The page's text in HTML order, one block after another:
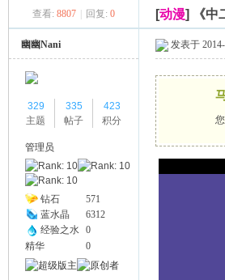
› › ›
查看: 8807 回复: 0 [动漫] 《
幽幽Nani
329
主题
335
帖子
423
积分
管理员
钻石
571
蓝水晶
6312
经验之水 0
精华
0
发表于